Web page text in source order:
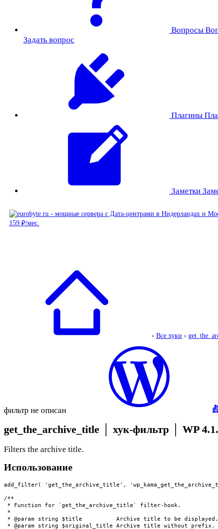
Вопросы
Задать вопрос
Плагины
Заметки
› Все хуки ›
фильтр не описан
get_the_archive_title хук-фильтр WP
Filters the archive title.
Использование
add_filter( 'get_the_archive_title',
/**
* Function for `get_the_archive_title` filter-hook.
*
* @param string $title          Archive title to be displayed.
* @param string $original_title Archive title without prefix.